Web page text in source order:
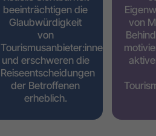
beeinträchtigen die
Glaubwürdigkeit
von
Tourismusanbieter:innen
und erschweren die
Reiseentscheidungen
der Betroffenen
erheblich.
von